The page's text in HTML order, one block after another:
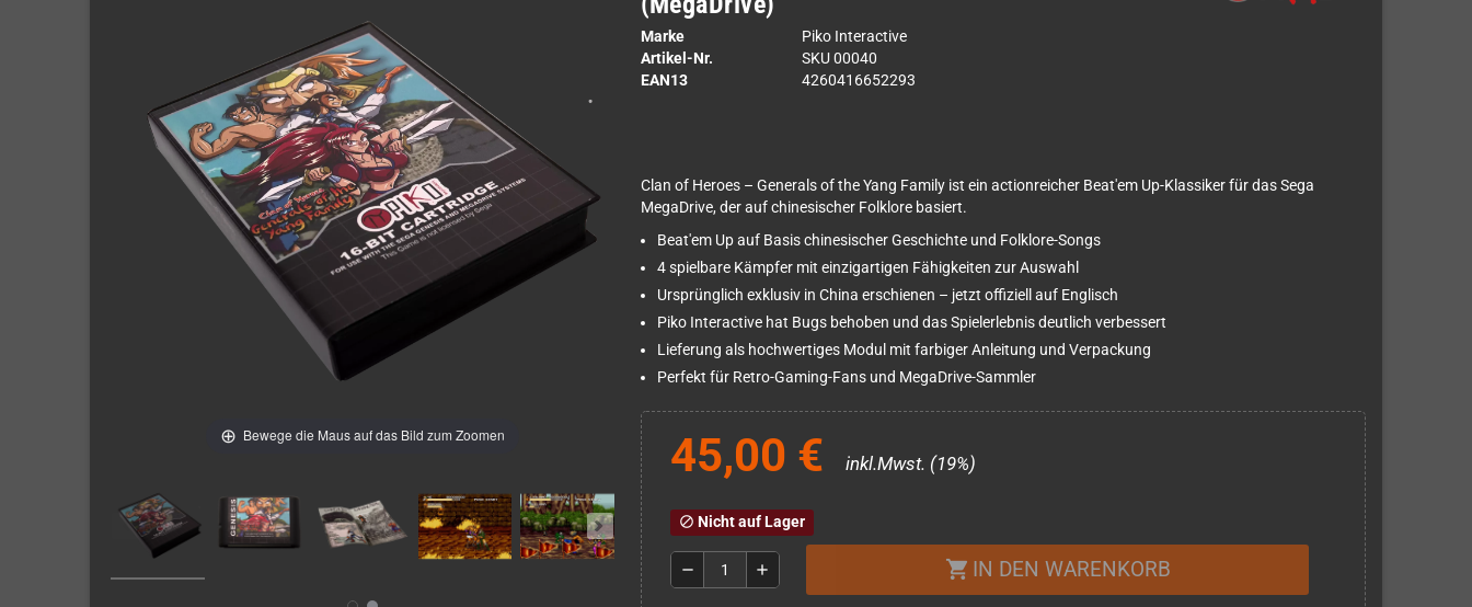
Bewege die Maus auf das Bild zum Zoomen
Marke
Piko Interactive
Artikel-Nr.
SKU 00040
EAN13
4260416652293
Clan of Heroes – Generals of the Yang Family ist ein actionreicher Beat'em Up-Klassiker für das Sega
MegaDrive, der auf chinesischer Folklore basiert.
Beat'em Up auf Basis chinesischer Geschichte und Folklore-Songs
4 spielbare Kämpfer mit einzigartigen Fähigkeiten zur Auswahl
Ursprünglich exklusiv in China erschienen – jetzt offiziell auf Englisch
Piko Interactive hat Bugs behoben und das Spielerlebnis deutlich verbessert
Lieferung als hochwertiges Modul mit farbiger Anleitung und Verpackung
Perfekt für Retro-Gaming-Fans und MegaDrive-Sammler
45,00 € inkl.Mwst. (19%)
block Nicht auf Lager
remove add shopping_cart IN DEN WARENKORB